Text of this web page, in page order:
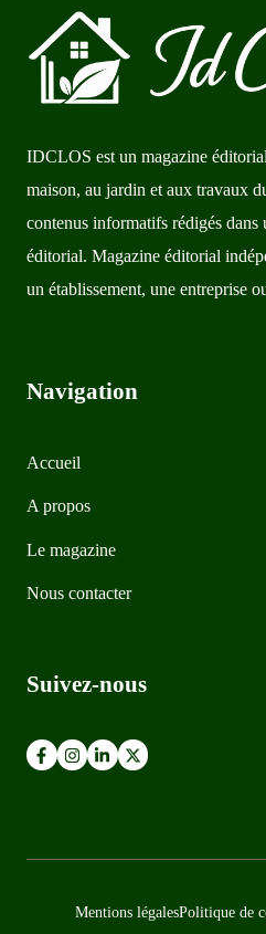
IDCLOS est un magazine
maison, au jardin et aux travaux
contenus informatifs rédigés
éditorial. Magazine éditorial
un établissement, une entreprise
Navigation
Accueil
A propos
Le magazine
Nous contacter
Suivez-nous
Mentions légalesPolitique de